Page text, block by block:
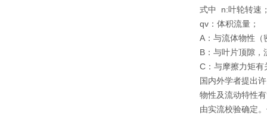
式中 n:叶轮转速
qv：体积流量；
A：与流体物性（
B：与叶片顶隙，
C：与摩擦力矩有
国内外学者提出
物性及流动特性
由实流校验确定